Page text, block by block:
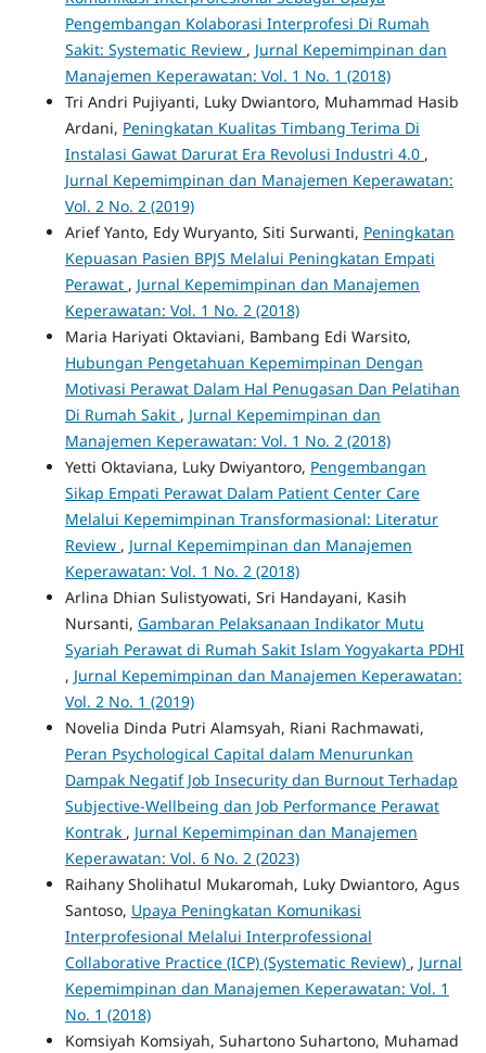
Pengembangan Kolaborasi Interprofesi Di Rumah
Sakit: Systematic Review , Jurnal Kepemimpinan dan
Manajemen Keperawatan: Vol. 1 No. 1 (2018)
Tri Andri Pujiyanti, Luky Dwiantoro, Muhammad Hasib
Ardani, Peningkatan Kualitas Timbang Terima Di
Instalasi Gawat Darurat Era Revolusi Industri 4.0 ,
Jurnal Kepemimpinan dan Manajemen Keperawatan:
Vol. 2 No. 2 (2019)
Arief Yanto, Edy Wuryanto, Siti Surwanti, Peningkatan
Kepuasan Pasien BPJS Melalui Peningkatan Empati
Perawat , Jurnal Kepemimpinan dan Manajemen
Keperawatan: Vol. 1 No. 2 (2018)
Maria Hariyati Oktaviani, Bambang Edi Warsito,
Hubungan Pengetahuan Kepemimpinan Dengan
Motivasi Perawat Dalam Hal Penugasan Dan Pelatihan
Di Rumah Sakit , Jurnal Kepemimpinan dan
Manajemen Keperawatan: Vol. 1 No. 2 (2018)
Yetti Oktaviana, Luky Dwiyantoro, Pengembangan
Sikap Empati Perawat Dalam Patient Center Care
Melalui Kepemimpinan Transformasional: Literatur
Review , Jurnal Kepemimpinan dan Manajemen
Keperawatan: Vol. 1 No. 2 (2018)
Arlina Dhian Sulistyowati, Sri Handayani, Kasih
Nursanti, Gambaran Pelaksanaan Indikator Mutu
Syariah Perawat di Rumah Sakit Islam Yogyakarta PDHI
, Jurnal Kepemimpinan dan Manajemen Keperawatan:
Vol. 2 No. 1 (2019)
Novelia Dinda Putri Alamsyah, Riani Rachmawati,
Peran Psychological Capital dalam Menurunkan
Dampak Negatif Job Insecurity dan Burnout Terhadap
Subjective-Wellbeing dan Job Performance Perawat
Kontrak , Jurnal Kepemimpinan dan Manajemen
Keperawatan: Vol. 6 No. 2 (2023)
Raihany Sholihatul Mukaromah, Luky Dwiantoro, Agus
Santoso, Upaya Peningkatan Komunikasi
Interprofesional Melalui Interprofessional
Collaborative Practice (ICP) (Systematic Review) , Jurnal
Kepemimpinan dan Manajemen Keperawatan: Vol. 1
No. 1 (2018)
Komsiyah Komsiyah, Suhartono Suhartono, Muhamad